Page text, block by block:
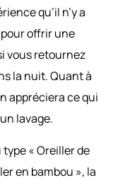
qu’il n’y a
offrir une
vous retournez
la nuit. Quant à
appréciera ce qui
lavage.
« Oreiller de
en bambou », la